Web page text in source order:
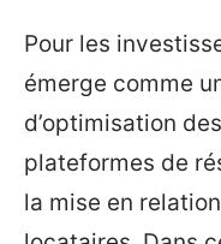
Pour les
émerge comme
d’optimisation
plateformes de
la mise en